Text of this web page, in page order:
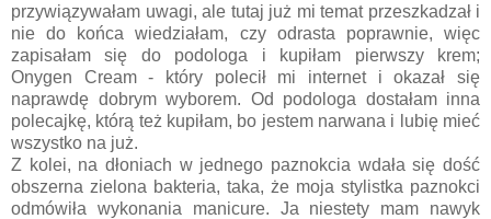
przywiązywałam uwagi, ale tutaj już mi temat przeszkadzał i
nie do końca wiedziałam, czy odrasta poprawnie, więc
zapisałam się do podologa i kupiłam pierwszy krem;
Onygen Cream - który polecił mi internet i okazał się
naprawdę dobrym wyborem. Od podologa dostałam inna
polecajkę, którą też kupiłam, bo jestem narwana i lubię mieć
wszystko na już.
Z kolei, na dłoniach w jednego paznokcia wdała się dość
obszerna zielona bakteria, taka, że moja stylistka paznokci
odmówiła wykonania manicure. Ja niestety mam nawyk